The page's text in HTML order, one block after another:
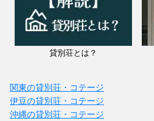
貸別荘とは？
関東の貸別荘・コテージ
伊豆の貸別荘・コテージ
沖縄の貸別荘・コテージ